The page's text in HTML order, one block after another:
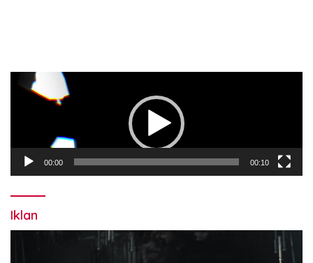
Pemutar
Video
00:00 00:10
Iklan